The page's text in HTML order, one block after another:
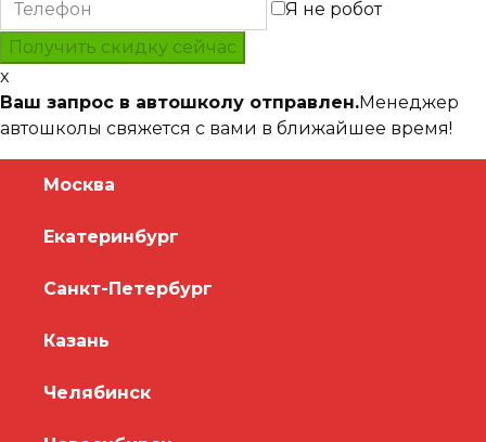
Я не робот
x
Ваш запрос в автошколу отправлен.Менеджер
автошколы свяжется с вами в ближайшее время!
Москва
Екатеринбург
Санкт-Петербург
Казань
Челябинск